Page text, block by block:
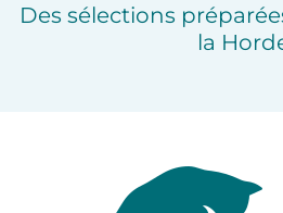
Des sélections
la